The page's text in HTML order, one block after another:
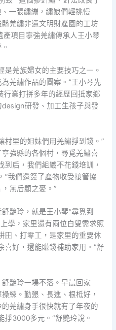
一張繡繃，繡娘們輕挑慢
羌繡非遺文明財產園的工坊
項目寧強羌繡傳承人王小琴
是羌族婦女的主要技巧之一。
羌繡作品的圖案。”王小琴先
行業打拼多年的經歷回抵家鄉
研發、加工生孩子與發
村里的姐妹們用羌繡掙到錢。”
強縣的各個村，尋覓羌繡喜
到后，我們組織不花錢培訓，
“我們還簽了產物收受接管協
無后顧之憂。”
艷玲，就是王小琴“尋覓到
學，家里還有兩位白叟需求照
田、打零工，是家里的重要休
喜好，還能賺錢補助家用。”舒
艷玲一場不落。早晨回家
練。勤懇、長進、根柢好，
羌繡身手很快就有了年夜的
掙3000多元。”舒艷玲說。